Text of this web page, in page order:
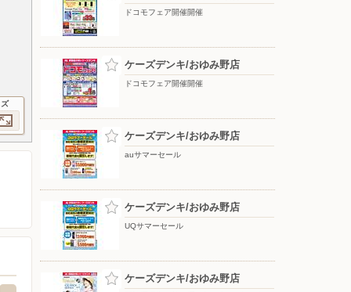
ドコモフェア開催開催
ケーズデンキ/おゆみ野店
ドコモフェア開催開催
ケーズデンキ/おゆみ野店
auサマーセール
ケーズデンキ/おゆみ野店
UQサマーセール
ケーズデンキ/おゆみ野店